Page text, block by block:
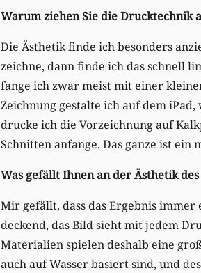
Warum ziehen Sie die Drucktechnik
Die Ästhetik finde ich besonders
zeichne, dann finde ich das schnell
fange ich zwar meist mit einer
Zeichnung gestalte ich auf dem
drucke ich die Vorzeichnung auf
Schnitten anfange. Das ganze ist ein
Was gefällt Ihnen an der Ästhetik
Mir gefällt, dass das Ergebnis
deckend, das Bild sieht mit jedem
Materialien spielen deshalb eine
auch auf Wasser basiert sind, und